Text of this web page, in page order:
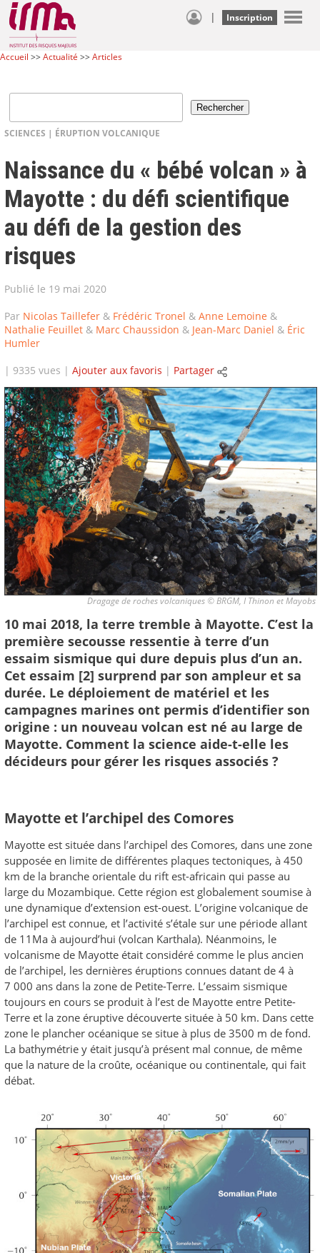
| Inscription
Accueil >>Actualité >>Articles
SCIENCES | ÉRUPTION VOLCANIQUE
Naissance du « bébé volcan » à
Mayotte : du défi scientifique
au défi de la gestion des
risques
Publié le 19 mai 2020
Par Nicolas Taillefer & Frédéric Tronel & Anne Lemoine &
Nathalie Feuillet & Marc Chaussidon & Jean-Marc Daniel & Éric
Humler
| 9335 vues | Ajouter aux favoris | Partager
Dragage de roches volcaniques © BRGM, I Thinon et Mayobs
10 mai 2018, la terre tremble à Mayotte. C’est la
première secousse ressentie à terre d’un
essaim sismique qui dure depuis plus d’un an.
Cet essaim [2] surprend par son ampleur et sa
durée. Le déploiement de matériel et les
campagnes marines ont permis d’identifier son
origine : un nouveau volcan est né au large de
Mayotte. Comment la science aide-t-elle les
décideurs pour gérer les risques associés ?
Mayotte et l’archipel des Comores
Mayotte est située dans l’archipel des Comores, dans une zone
supposée en limite de différentes plaques tectoniques, à 450
km de la branche orientale du rift est-africain qui passe au
large du Mozambique. Cette région est globalement soumise à
une dynamique d’extension est-ouest. L’origine volcanique de
l’archipel est connue, et l’activité s’étale sur une période allant
de 11Ma à aujourd’hui (volcan Karthala). Néanmoins, le
volcanisme de Mayotte était considéré comme le plus ancien
de l’archipel, les dernières éruptions connues datant de 4 à
7 000 ans dans la zone de Petite-Terre. L’essaim sismique
toujours en cours se produit à l’est de Mayotte entre Petite-
Terre et la zone éruptive découverte située à 50 km. Dans cette
zone le plancher océanique se situe à plus de 3500 m de fond.
La bathymétrie y était jusqu’à présent mal connue, de même
que la nature de la croûte, océanique ou continentale, qui fait
débat.